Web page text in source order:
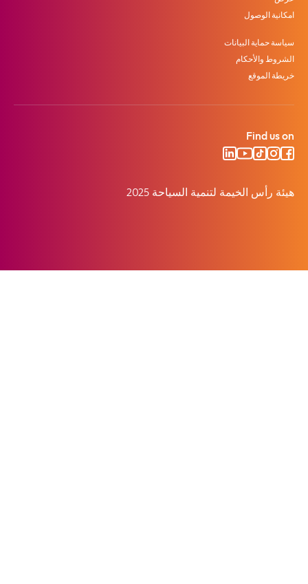
امكانية الوصول
سياسة حماية البيانات
الشروط والأحكام
خريطة الموقع
Find us on
هيئة رأس الخيمة لتنمية السياحة 2025